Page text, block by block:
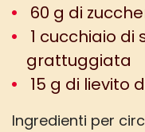
60 g di
1 cucchiaio di
grattuggiata
15 g di lievito
Ingredienti per